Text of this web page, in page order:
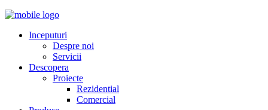
Inceputuri
Despre noi
Servicii
Descopera
Proiecte
Rezidential
Comercial